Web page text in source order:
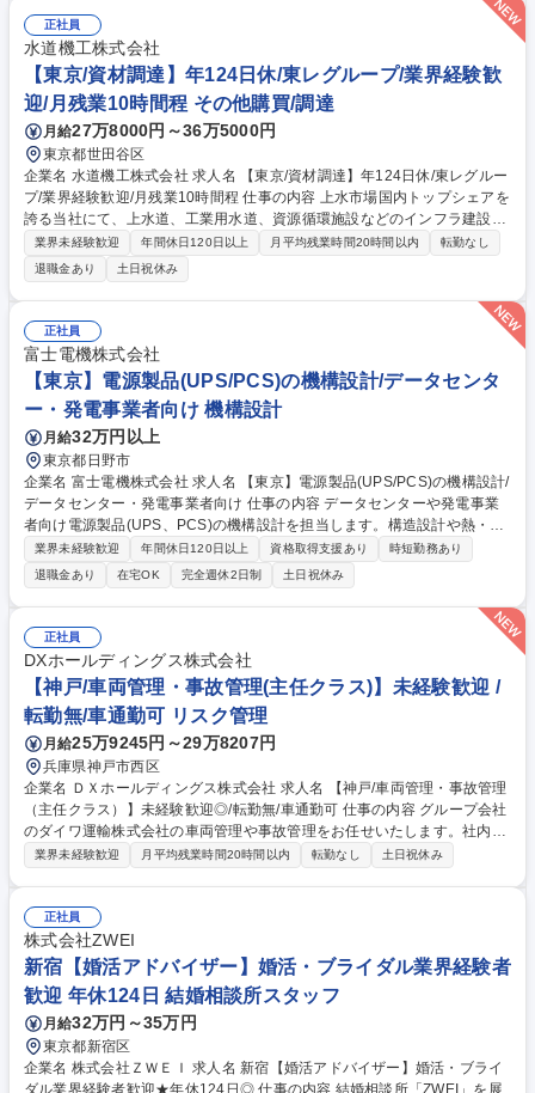
正社員
水道機工株式会社
【東京/資材調達】年124日休/東レグループ/業界経験歓
迎/月残業10時間程 その他購買/調達
月給27万8000円～36万5000円
東京都世田谷区
企業名 水道機工株式会社 求人名 【東京/資材調達】年124日休/東レグルー
プ/業界経験歓迎/月残業10時間程 仕事の内容 上水市場国内トップシェアを
誇る当社にて、上水道、工業用水道、資源循環施設などのインフラ建設工
事における機器類、装置、電気計装品、工事などの調達業務などを担当し
ていただく予定です。 【詳細】■現業部門からの調達依頼の受領、精査、
仕様確認と引合い条件調整・引合先の選定、見積入手、査定、価格交渉・
契約条件等の確認、調整・発注業務(予算確認、社内決裁、注文書発行)・
納期管理(現場要望と取引先の調整)・検査依頼業務(取引先からの情報を品
証部門へ依頼) ■出荷依頼業務(施工現場と調整の上、取引先へ依頼)、保管
管理・検収業務(請求受付、他部門進捗確認)その他、標準コストテーブル
取り纏めなど 募集職種 【東京/資材調達】年124日休/東レグループ/業界経
験歓迎/月残業10時間程
業界未経験歓迎 年間休日120日以上 月平均残業時間20時間以内
転勤なし
退職金あり
土日祝休み
正社員
富士電機株式会社
【東京】電源製品(UPS/PCS)の機構設計/データセンタ
ー・発電事業者向け 機構設計
月給32万円以上
東京都日野市
企業名 富士電機株式会社 求人名 【東京】電源製品(UPS/PCS)の機構設計/
データセンター・発電事業者向け 仕事の内容 データセンターや発電事業
者向け電源製品(UPS、PCS)の機構設計を担当します。構造設計や熱・冷
却設計、強度解析、実機評価まで一貫して携わり、顧客ニーズに合わせた
高信頼な製品開発を推進します。 電源製品(UPS、PCS)における機構・筐
体設計業務全般をお任せします。具体的には、性能目標(構造・強度・
熱・冷却)の策定、3D-CADを用いた構造設計、CAEツールによるシミュレ
ーション解析、評価・テスト(耐久性・耐震性・安全性)などを行います。
社内関連部門や工場(神戸・筑波)と連携し、要件定義から実機立ち上げま
で一気通貫で主導します。 募集職種 【東京】電源製品(UPS/PCS)の機構
設計/データセンター・発電事業者向け
業界未経験歓迎 年間休日120日以上 資格取得支援あり
時短勤務あり
退職金あり
在宅OK 完全週休2日制 土日祝休み
正社員
DXホールディングス株式会社
【神戸/車両管理・事故管理(主任クラス)】未経験歓迎 /
転勤無/車通勤可 リスク管理
月給25万9245円～29万8207円
兵庫県神戸市西区
企業名 ＤＸホールディングス株式会社 求人名 【神戸/車両管理・事故管理
（主任クラス）】未経験歓迎◎/転勤無/車通勤可 仕事の内容 グループ会社
のダイワ運輸株式会社の車両管理や事故管理をお任せいたします。社内外
でやり取りいただき適切な対応をとっていただくポジションです。主任ク
類の管理・提出進捗確認 等※入社後「運行管理者/貨物」資格取得必須 ★
資格取得費用は企業負担【担当業務】車両の管理/メンバーの管理/事故時
の対応、保険会社対応/運転手の適性診断・各種研修・教育 ■職務内容の変
更範囲：当社の業務全般 募集職種 【神戸/車両管理・事故管理（主任クラ
ス）】未経験歓迎◎/転勤無/車通勤可
業界未経験歓迎 月平均残業時間20時間以内 転勤なし 土日祝休み
正社員
株式会社ZWEI
新宿【婚活アドバイザー】婚活・ブライダル業界経験者
歓迎 年休124日 結婚相談所スタッフ
月給32万円～35万円
東京都新宿区
企業名 株式会社ＺＷＥＩ 求人名 新宿【婚活アドバイザー】婚活・ブライ
ダル業界経験者歓迎★年休124日◎ 仕事の内容 結婚相談所「ZWEI」を展